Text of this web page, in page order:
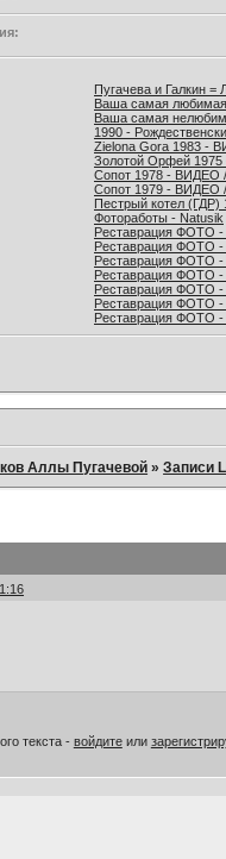
Пугачева и Галкин =
Ваша самая
Ваша самая
1990 -
Zielona Gora 1983 -
Золотой Орфей
Сопот 1978 - ВИДЕО
Сопот 1979 - ВИДЕО
Пестрый котел
Фотоработы - Natusik
Реставрация ФОТО -
Реставрация ФОТО -
Реставрация ФОТО -
Реставрация ФОТО -
Реставрация ФОТО -
Реставрация ФОТО -
Реставрация ФОТО -
Аллы Пугачевой »Записи
текста - войдитеили